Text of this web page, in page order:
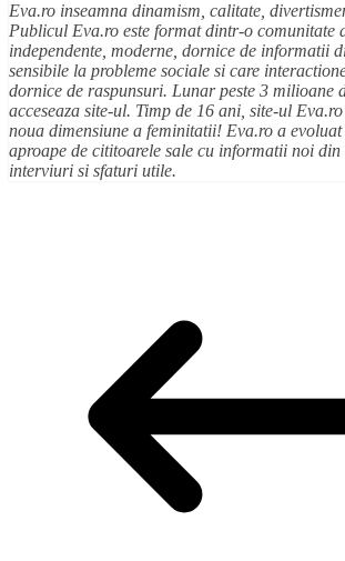
Eva.ro inseamna dinamism, calitate,
Publicul Eva.ro este format dintr-o comunitate
independente, moderne, dornice de informatii
sensibile la probleme sociale si care
dornice de raspunsuri. Lunar peste 3 milioane
acceseaza site-ul. Timp de 16 ani, site-ul
noua dimensiune a feminitatii! Eva.ro a
aproape de cititoarele sale cu informatii noi din
interviuri si sfaturi utile.